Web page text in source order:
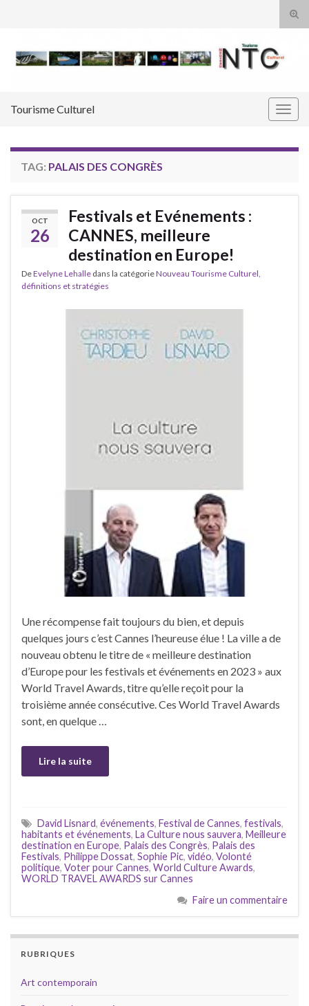
Tourisme Culturel
TAG: PALAIS DES CONGRÈS
OCT
26
Festivals et Evénements :
CANNES, meilleure
destination en Europe!
DeEvelyne Lehalle dans la catégorieNouveau Tourisme Culturel,
définitions et stratégies
Une récompense fait toujours du bien, et depuis
quelques jours c’est Cannes l’heureuse élue ! La ville a de
nouveau obtenu le titre de « meilleure destination
d’Europe pour les festivals et événements en 2023 » aux
World Travel Awards, titre qu’elle reçoit pour la
troisième année consécutive. Ces World Travel Awards
sont, en quelque …
Lire la suite
David Lisnard, événements, Festival de Cannes, festivals,
habitants et événements, La Culture nous sauvera, Meilleure
destination en Europe, Palais des Congrès, Palais des
Festivals, Philippe Dossat, Sophie Pic, vidéo, Volonté
politique, Voter pour Cannes, World Culture Awards,
WORLD TRAVEL AWARDS sur Cannes
Faire un commentaire
RUBRIQUES
Art contemporain